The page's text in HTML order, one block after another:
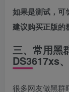
如果是测试，可
建议购买正版的
三、常用黑
DS3617xs
很多网友做黑群